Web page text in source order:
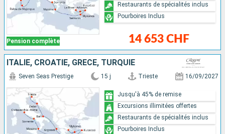
Pension complète 14 653 CHF
Restaurants de spécialités inclus
Pourboires Inclus
ITALIE, CROATIE, GRÈCE, TURQUIE
Seven Seas Prestige 15 j Trieste 16/09/2027
Jusqu'à 45% de remise
Excursions illimitées offertes
Restaurants de spécialités inclus
Pourboires Inclus